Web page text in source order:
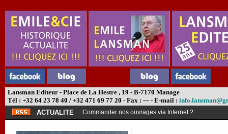
Lansman Editeur - Place de La Hestre , 19 - B-7170 Manage
Tél : +32 64 23 78 40 / +32 471 69 77 20 - Fax : --- - E-mail :
ACTUALITE
Commander nos ouvrages via Internet ?